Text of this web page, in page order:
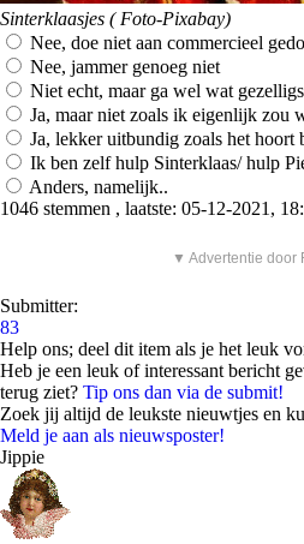
Sinterklaasjes ( Foto-Pixabay)
Nee, doe niet aan commercieel
Nee, jammer genoeg niet
Niet echt, maar ga wel wat
Ja, maar niet zoals ik eigenlijk zou
Ja, lekker uitbundig zoals het hoort
Ik ben zelf hulp Sinterklaas/ hulp
Anders, namelijk..
1046 stemmen , laatste: 05-12-2021,
▼ Advertentie door
Submitter:
83
Help ons; deel dit item als je het leuk
Heb je een leuk of interessant bericht
terug ziet? Tip ons dan via de submit!
Zoek jij altijd de leukste nieuwtjes en
Meld je aan als nieuwsposter!
Jippie